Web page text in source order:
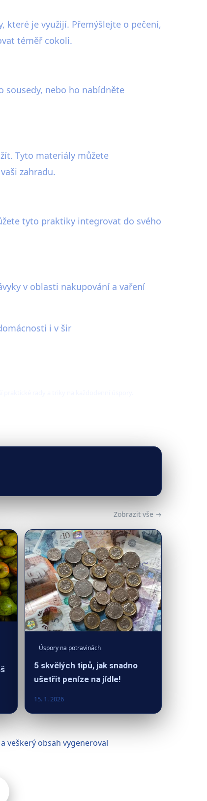
které je využijí. Přemýšlejte o pečení,
téměř cokoli.
sousedy, nebo ho nabídněte
Tyto materiály můžete
zahradu.
tyto praktiky integrovat do svého
v oblasti nakupování a vaření
i v šir
Zobrazit vše →
Úspory na potravinách
5 skvělých tipů, jak snadno
ušetřit peníze na jídle!
15. 1. 2026
veškerý obsah vygeneroval